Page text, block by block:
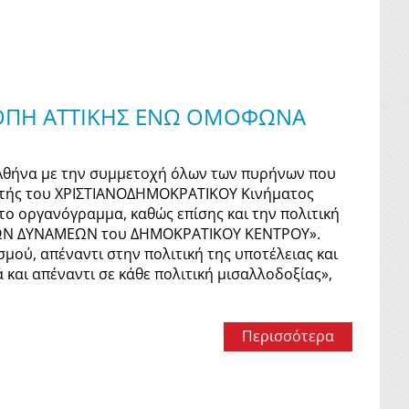
ΑΤΤΙΚΗΣ ΕΝΩ ΟΜΟΦΩΝΑ
με την συμμετοχή όλων των πυρήνων που
του ΧΡΙΣΤΙΑΝΟΔΗΜΟΚΡΑΤΙΚΟΥ Κινήματος
οργανόγραμμα, καθώς επίσης και την πολιτική
ΔΥΝΑΜΕΩΝ του ΔΗΜΟΚΡΑΤΙΚΟΥ ΚΕΝΤΡΟΥ».
απέναντι στην πολιτική της υποτέλειας και
απέναντι σε κάθε πολιτική μισαλλοδοξίας»,
Περισσότερα